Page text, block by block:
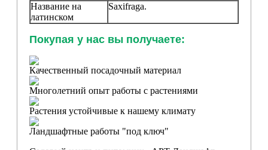
Название на
латинском
Saxifraga.
Покупая у нас вы получаете:
Качественный посадочный материал
Многолетний опыт работы с растениями
Растения устойчивые к нашему климату
Ландшафтные работы "под ключ"